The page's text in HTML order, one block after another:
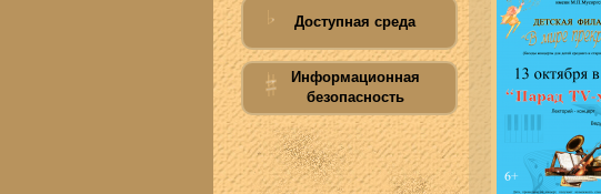
Доступная среда
Информационная
безопасность